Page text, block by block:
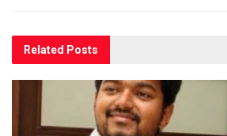
Related Posts